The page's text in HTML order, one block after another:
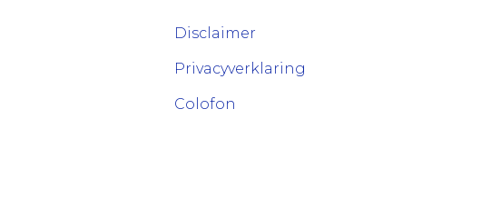
Disclaimer
Privacyverklaring
Colofon